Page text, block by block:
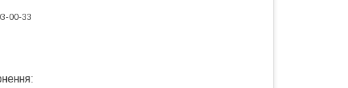
00-33